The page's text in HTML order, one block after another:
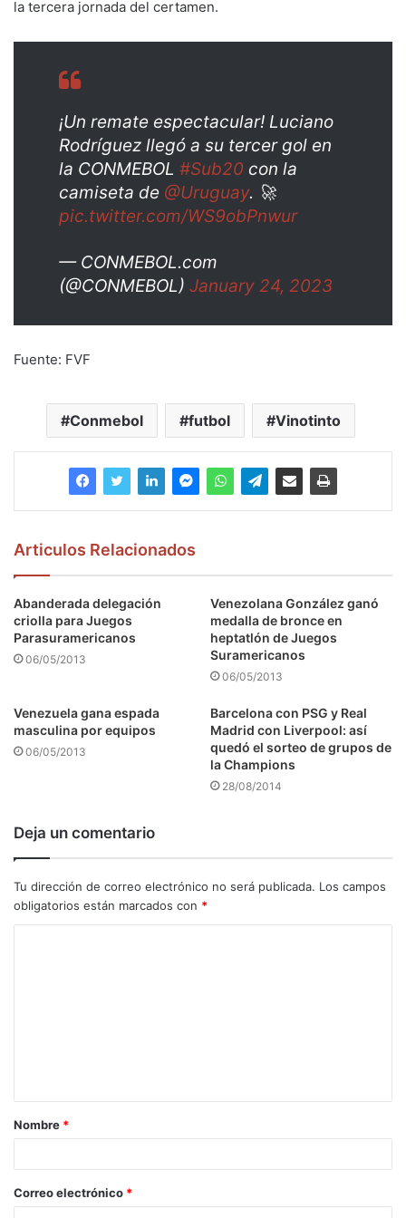
la tercera jornada del certamen.
¡Un remate espectacular! Luciano
Rodríguez llegó a su tercer gol en
la CONMEBOL #Sub20 con la
camiseta de @Uruguay. 🚀
pic.twitter.com/WS9obPnwur
— CONMEBOL.com
(@CONMEBOL) January 24, 2023
Fuente: FVF
Conmebol futbol Vinotinto
Articulos Relacionados
Abanderada delegación
criolla para Juegos
Parasuramericanos
06/05/2013
Venezolana González ganó
medalla de bronce en
heptatlón de Juegos
Suramericanos
06/05/2013
Venezuela gana espada
masculina por equipos
06/05/2013
Barcelona con PSG y Real
Madrid con Liverpool: así
quedó el sorteo de grupos de
la Champions
28/08/2014
Deja un comentario
Tu dirección de correo electrónico no será publicada. Los campos
obligatorios están marcados con *
a
r
*
Nombre *
Correo electrónico *